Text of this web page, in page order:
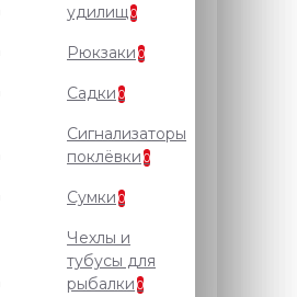
удилищ0
Рюкзаки 0
Садки 0
Сигнализаторы
поклёвки 0
Сумки 0
Чехлы и
тубусы для
рыбалки 0